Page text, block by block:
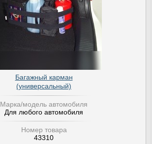
Багажный карман
(универсальный)
Марка/модель автомобиля
Для любого автомобиля
Номер товара
43310